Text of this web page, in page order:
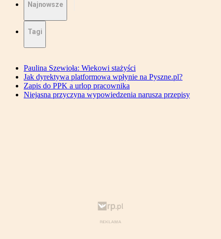
Najnowsze
Tagi
Paulina Szewioła: Wiekowi stażyści
Jak dyrektywa platformowa wpłynie na Pyszne.pl?
Zapis do PPK a urlop pracownika
Niejasna przyczyna wypowiedzenia narusza przepisy